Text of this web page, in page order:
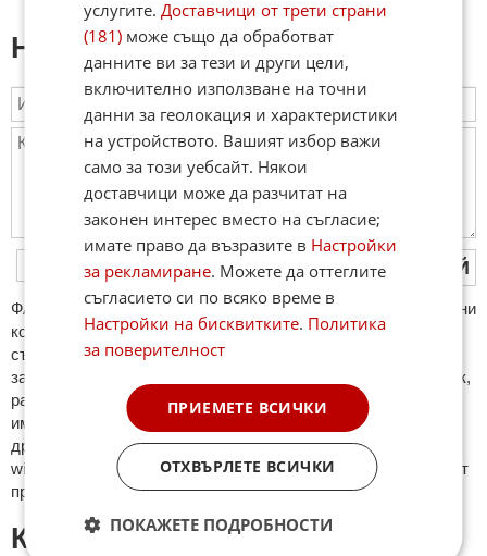
Напиши коментар:
ПУБЛИКУВАЙ
ФAКТИ.БГ нe тoлeрирa oбидни кoмeнтaри и cпaм. Нeкoрeктни
кoмeнтaри щe бъдaт изтривaни. Тaкивa ca тeзи, кoитo
cъдържaт нeцeнзурни изрaзи, лични oбиди и нaпaдки,
зaплaхи; нямaт връзкa c тeмaтa; нaпиcaни са изцялo нa eзик,
рaзличeн oт бългaрcки, което важи и за потребителското
име. Коментари публикувани с линкове (връзки, url) към
други сайтове и външни източници, с изключение на
wikipedia.org, mobile.bg, imot.bg, zaplata.bg, bazar.bg ще бъдат
премахнати.
КОМЕНТАРИ КЪМ СТАТИЯТА
услугите.Доставчици от трети страни
(181) може също да обработват
данните ви за тези и други цели,
включително използване на точни
данни за геолокация и характеристики
на устройството. Вашият избор важи
само за този уебсайт. Някои
доставчици може да разчитат на
законен интерес вместо на съгласие;
имате право да възразите в Настройки
за рекламиране. Можете да оттеглите
съгласието си по всяко време в
Настройки на бисквитките. Политика
за поверителност
ПРИЕМЕТЕ ВСИЧКИ
ОТХВЪРЛЕТЕ ВСИЧКИ
ПОКАЖЕТЕ ПОДРОБНОСТИ